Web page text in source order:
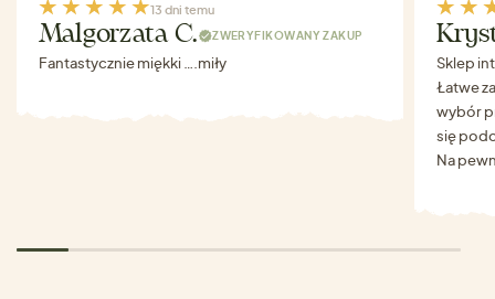
13 dni temu
Malgorzata C. ZWERYFIKOWANY ZAKUP
Fantastycznie miękki ….miły
Sklep
Łatwe
wybór
się
Na